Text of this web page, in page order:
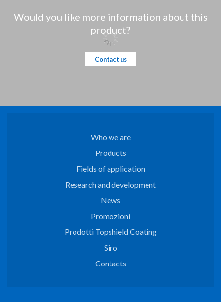
Would you like more information about this
product?
Contact us
Who we are
Products
Fields of application
Research and development
News
Promozioni
Prodotti Topshield Coating
Siro
Contacts